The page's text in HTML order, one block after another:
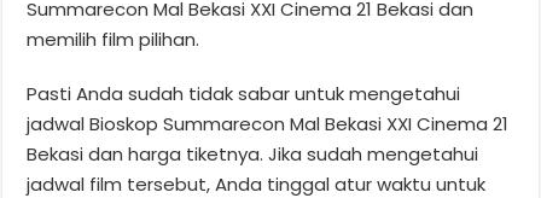
Summarecon Mal Bekasi XXI Cinema 21 Bekasi dan
memilih film pilihan.
Pasti Anda sudah tidak sabar untuk mengetahui
jadwal Bioskop Summarecon Mal Bekasi XXI Cinema 21
Bekasi dan harga tiketnya. Jika sudah mengetahui
jadwal film tersebut, Anda tinggal atur waktu untuk